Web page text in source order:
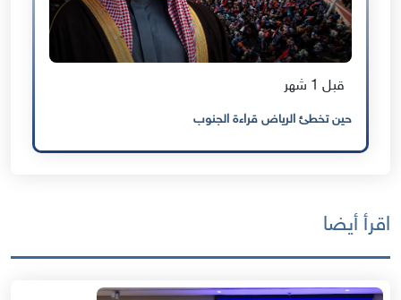
قبل 1 شهر
حين تخطئ الرياض قراءة الجنوب
اقرأ أيضا